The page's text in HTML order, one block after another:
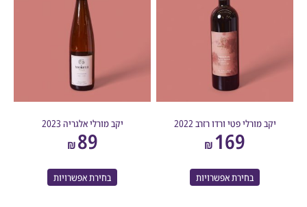
מורלי פטי ורדו רזרב 2022
₪
בחירת אפשרויות
יקב מורלי אלגריה 2023
בחירת אפשרויות